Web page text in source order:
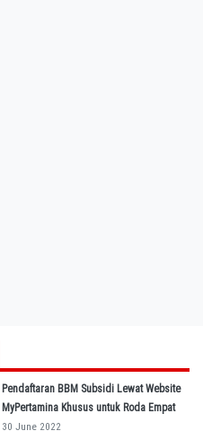
Pendaftaran BBM Subsidi Lewat Website
MyPertamina Khusus untuk Roda Empat
30 June 2022